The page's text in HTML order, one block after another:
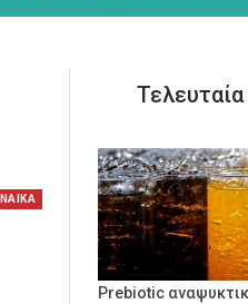
Prebiotic